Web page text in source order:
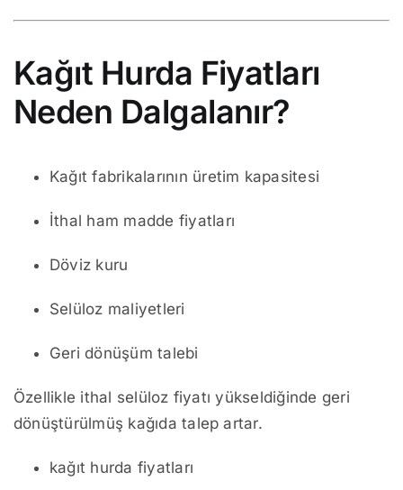
Kağıt Hurda Fiyatları
Neden Dalgalanır?
Kağıt fabrikalarının üretim kapasitesi
İthal ham madde fiyatları
Döviz kuru
Selüloz maliyetleri
Geri dönüşüm talebi
Özellikle ithal selüloz fiyatı yükseldiğinde geri
dönüştürülmüş kağıda talep artar.
kağıt hurda fiyatları